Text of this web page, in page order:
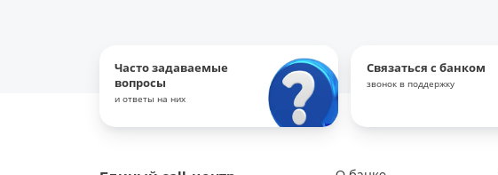
Часто задаваемые
вопросы
и ответы на них
Связаться с банком
звонок в поддержку